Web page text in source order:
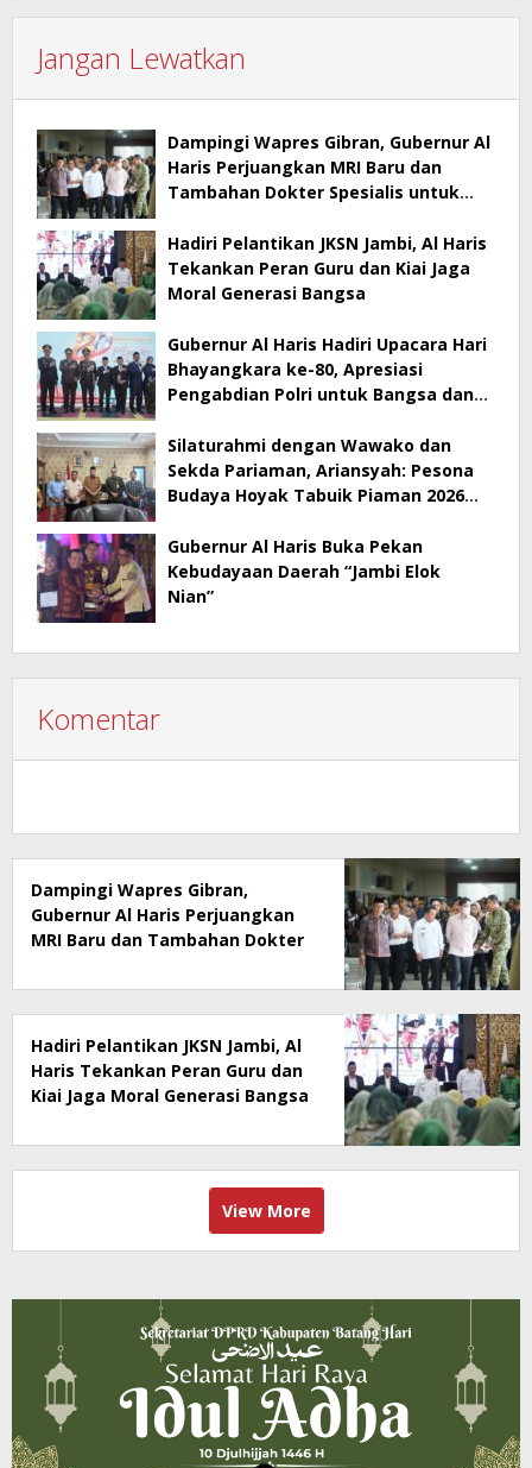
Jangan Lewatkan
Dampingi Wapres Gibran, Gubernur Al
Haris Perjuangkan MRI Baru dan
Tambahan Dokter Spesialis untuk
Hadiri Pelantikan JKSN Jambi, Al Haris
Tekankan Peran Guru dan Kiai Jaga
Moral Generasi Bangsa
Gubernur Al Haris Hadiri Upacara Hari
Bhayangkara ke-80, Apresiasi
Pengabdian Polri untuk Bangsa dan
Silaturahmi dengan Wawako dan
Sekda Pariaman, Ariansyah: Pesona
Budaya Hoyak Tabuik Piaman 2026
Gubernur Al Haris Buka Pekan
Kebudayaan Daerah “Jambi Elok
Nian”
Komentar
Dampingi Wapres Gibran,
Gubernur Al Haris Perjuangkan
MRI Baru dan Tambahan Dokter
Mattaher
Hadiri Pelantikan JKSN Jambi, Al
Haris Tekankan Peran Guru dan
Kiai Jaga Moral Generasi Bangsa
View More